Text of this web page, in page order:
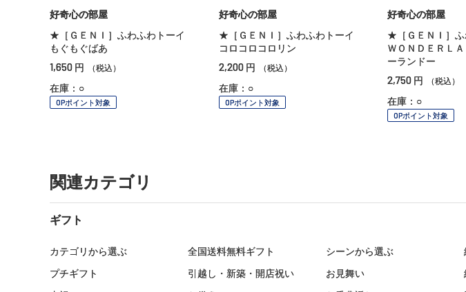
好奇心の部屋
★［ＧＥＮＩ］ふわふわトーイ
もぐもぐばあ
1,650 円 （税込）
在庫：○
OPポイント対象
好奇心の部屋
★［ＧＥＮＩ］ふわふわトーイ
コロコロコロリン
2,200 円 （税込）
在庫：○
OPポイント対象
好奇心の部屋
★［ＧＥＮＩ］
ＷＯＮＤＥＲＬ
ーランドー
2,750 円 （税込）
在庫：○
OPポイント対象
関連カテゴリ
ギフト
カテゴリから選ぶ 全国送料無料ギフト シーンから選ぶ
プチギフト
引越し・新築・開店祝い お見舞い